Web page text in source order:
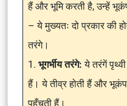
हैं और भूमि करती है, उन्हें
– ये मुख्यतः दो प्रकार की
तरंगे।
1. भूगर्भीय तरंगे:ये तरंगें
हैं। ये तीव्र होती हैं और भूकंप
पहुँचती हैं।